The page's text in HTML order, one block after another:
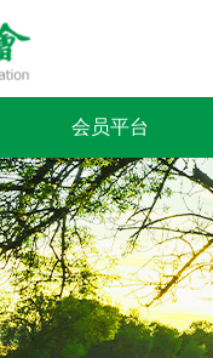
会员平台